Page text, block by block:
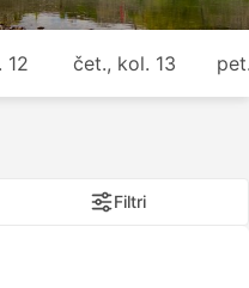
12 čet., kol. 13
Filtri